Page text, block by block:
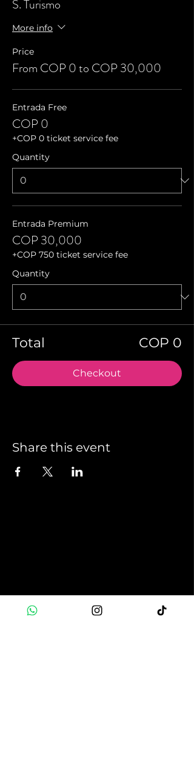
S. Turismo
More info
Price
From COP 0 to COP 30,000
Entrada Free
COP 0
+COP 0 ticket service fee
Quantity
Entrada Premium
COP 30,000
+COP 750 ticket service fee
Quantity
Total COP 0
Checkout
Share this event